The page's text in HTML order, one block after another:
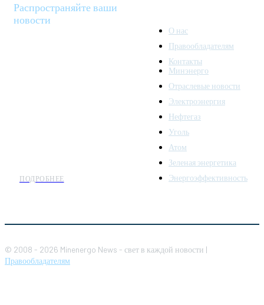
Распространяйте ваши
новости
ПОДРОБНЕЕ
О нас
Правообладателям
Контакты
Минэнерго
Отраслевые новости
Электроэнергия
Нефтегаз
Уголь
Атом
Зеленая энергетика
Энергоэффективность
© 2008 - 2026 Minenergo News - свет в каждой новости |
Правообладателям